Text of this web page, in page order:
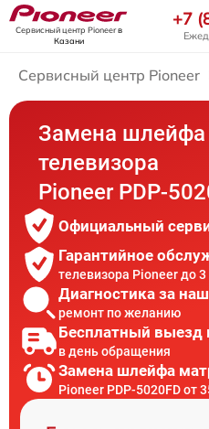
Сервисный центр Pioneerв
Казани
+7
Сервисный центр Pioneer
Замена
телевизора
Pioneer PDP-
Официальный
Гарантийное
телевизора Pioneer до 3
Диагностика за
ремонт по желанию
Бесплатный выезд
в день обращения
Замена шлейфа
Pioneer PDP-5020FD от